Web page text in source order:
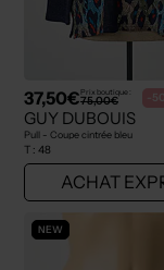
37,50€Prix boutique :
75,00€ -
GUY DUBOUIS
Pull - Coupe cintrée bleu
T : 48
ACHAT
NEW